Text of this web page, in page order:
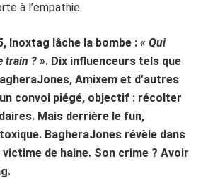
à l’empathie.
Inoxtag lâche la bombe : « Qui
train ? ». Dix influenceurs tels que
Amixem et d’autres
convoi piégé, objectif : récolter
Mais derrière le fun,
BagheraJones révèle dans
de haine. Son crime ? Avoir